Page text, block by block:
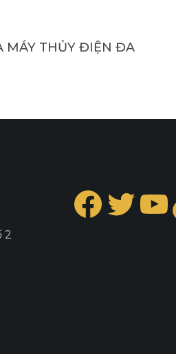
MÁY THỦY ĐIỆN ĐA
2